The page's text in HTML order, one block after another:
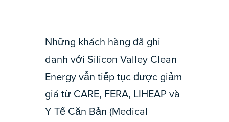
Những khách hàng đã ghi
danh với Silicon Valley Clean
Energy vẫn tiếp tục được giảm
giá từ CARE, FERA, LIHEAP và
Y Tế Căn Bản (Medical